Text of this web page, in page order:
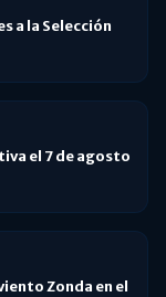
a la Selección
el 7 de agosto
Zonda en el